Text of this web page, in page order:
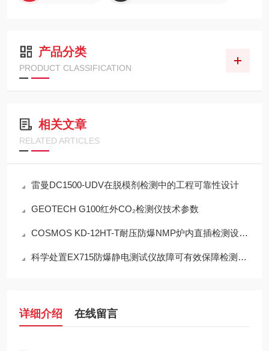
产品分类
PRODUCT CLASSIFICATION
相关文章
RELATED ARTICLES
雷曼DC1500-UDV在脱模剂检测中的工程可靠性设计
GEOTECH G100红外CO₂检测仪技术参数
COSMOS KD-12HT-T耐压防爆NMP炉内直插检测设备工程设计指南
科学处置EX715防爆静电测试仪故障可有效保障检测工作正常开展
详细介绍 在线留言